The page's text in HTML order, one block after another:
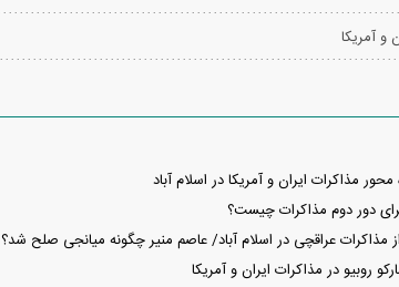
و آمریکا
مذاکرات ایران و آمریکا در اسلام آباد
دور دوم مذاکرات چیست؟
مذاکرات عراقچی در اسلام آباد/ عاصم منیر چگونه میانجی صلح شد؟
روبیو در مذاکرات ایران و آمریکا